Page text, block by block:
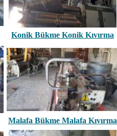
Konik Bükme Konik Kıvırma
Malafa Bükme Malafa Kıvırma